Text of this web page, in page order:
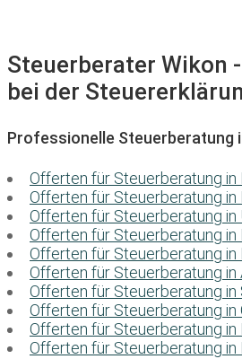
Steuerberater Wikon
bei der
Professionelle Steuerberatung
Offerten für Steuerberatung in
Offerten für Steuerberatung in
Offerten für Steuerberatung in
Offerten für Steuerberatung in
Offerten für Steuerberatung in
Offerten für Steuerberatung in
Offerten für Steuerberatung
Offerten für Steuerberatung in
Offerten für Steuerberatung in
Offerten für Steuerberatung in